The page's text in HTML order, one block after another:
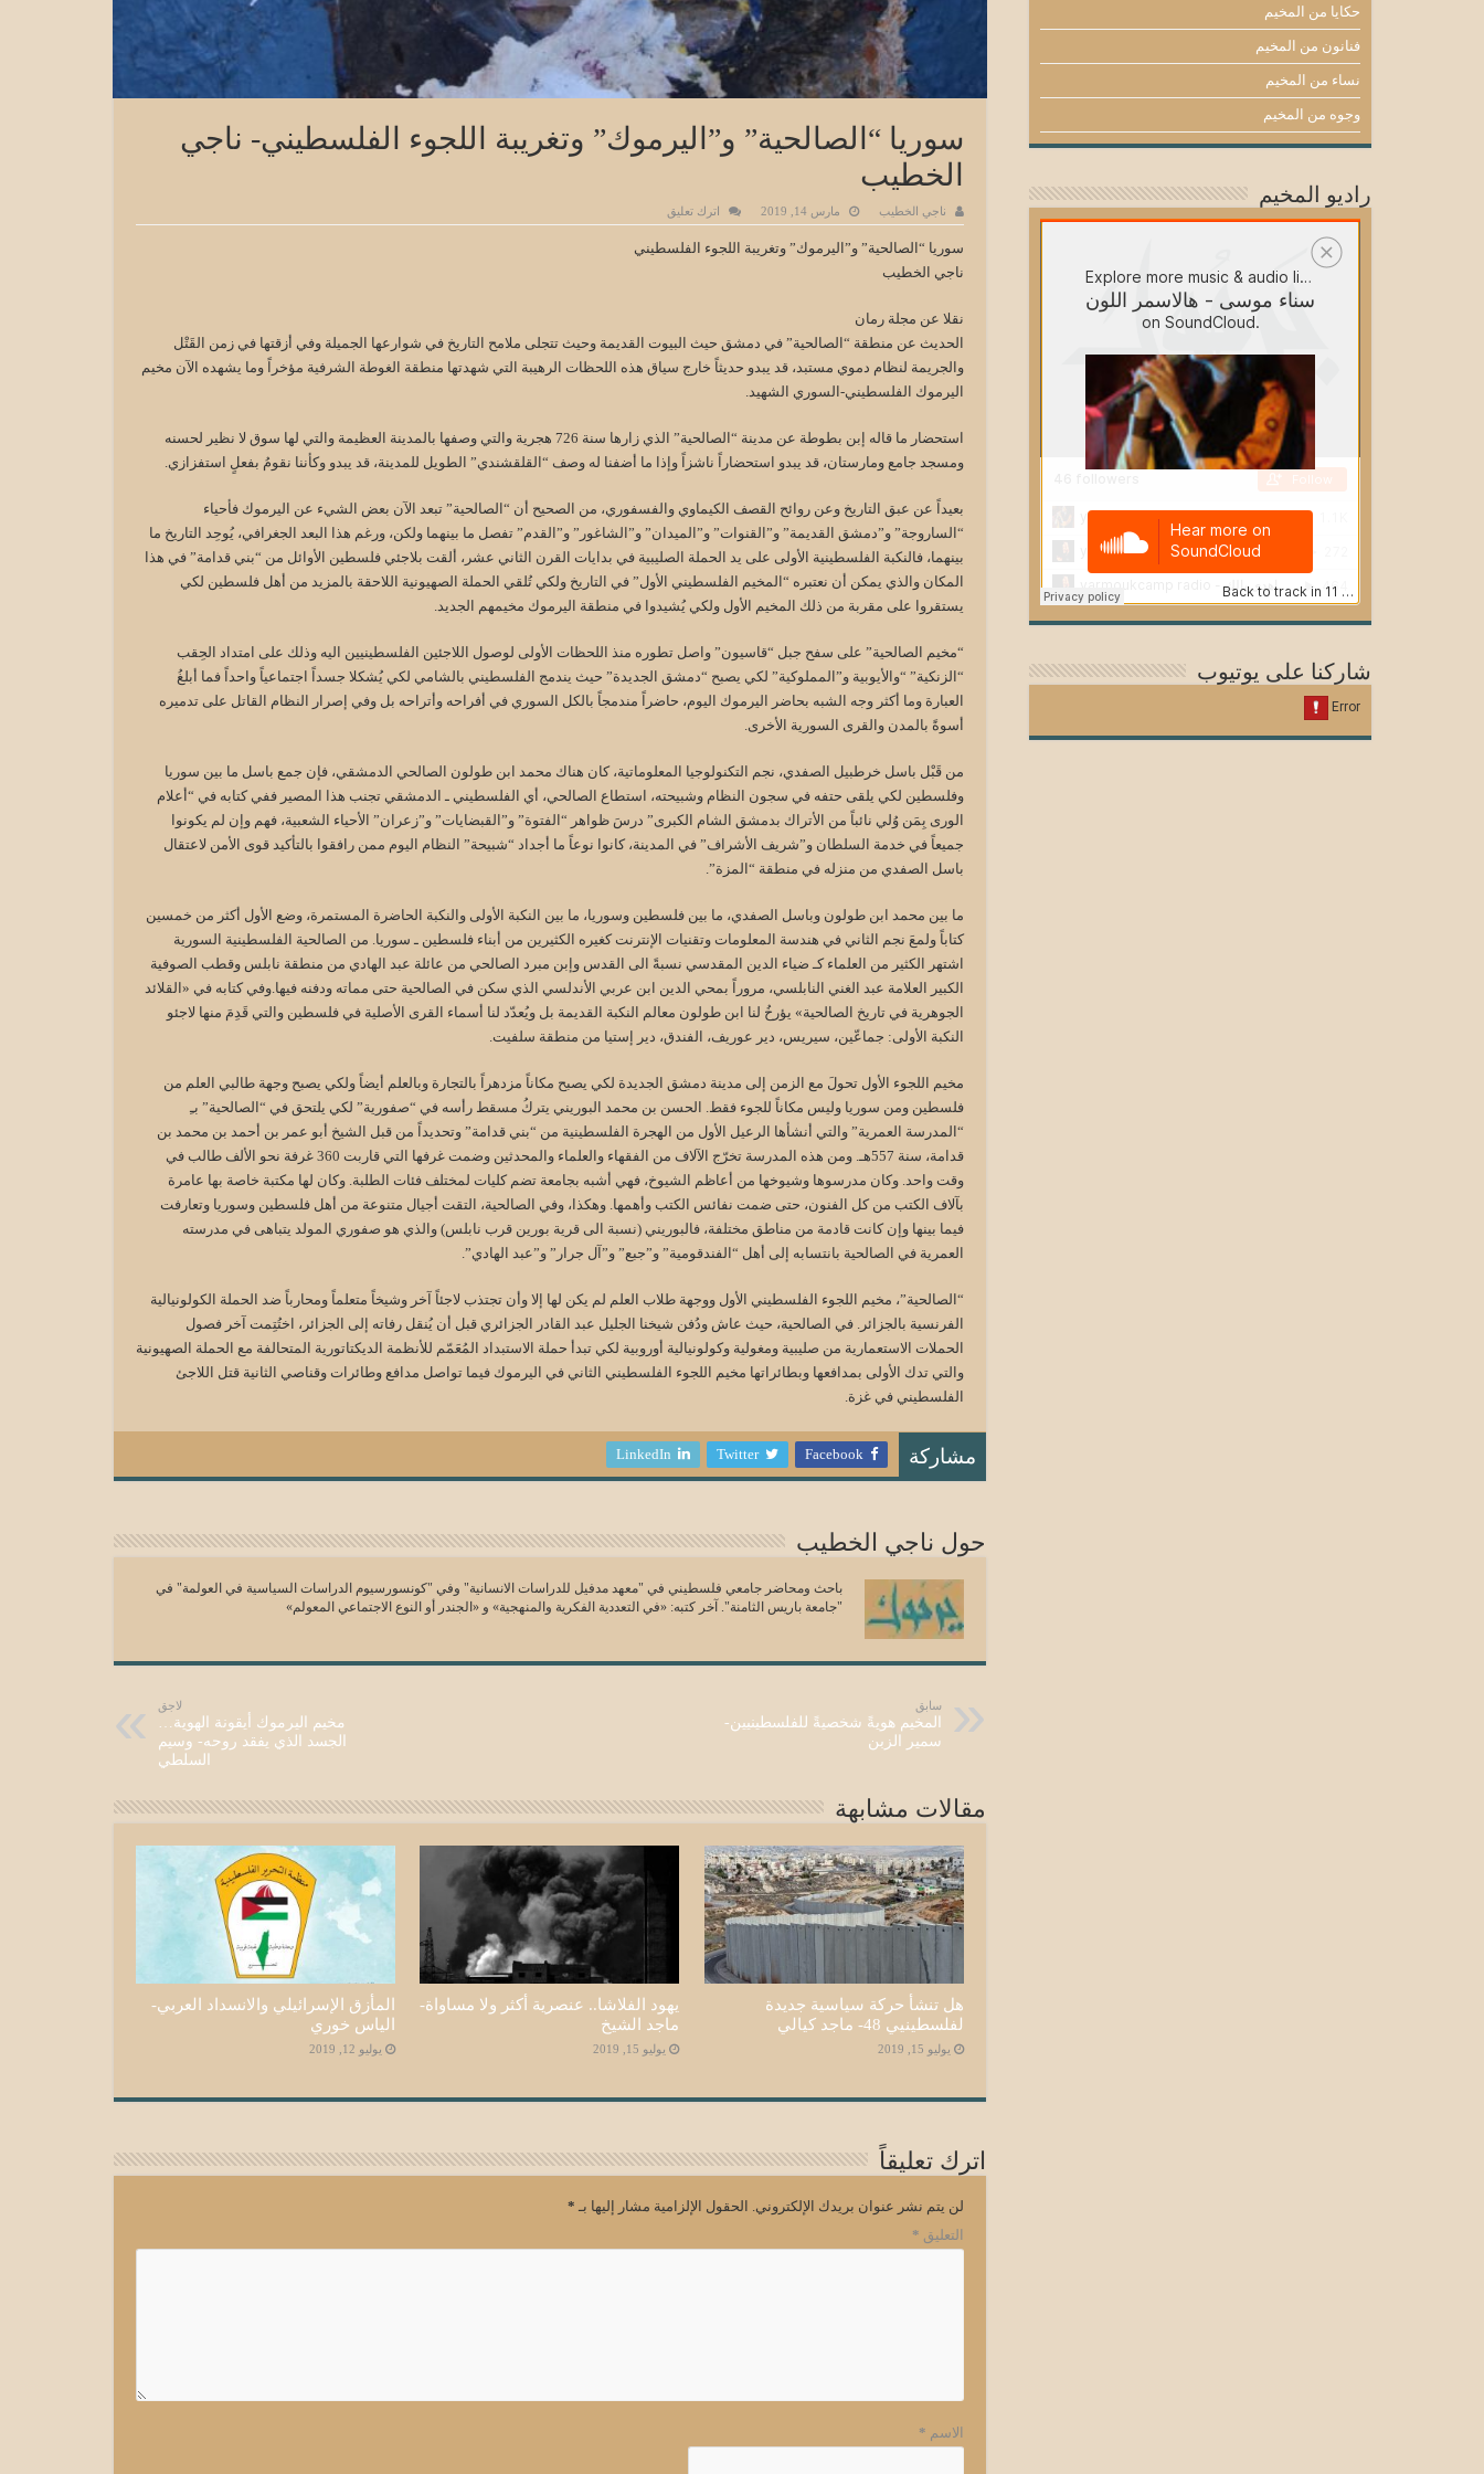
سوريا “الصالحية” و”اليرموك” وتغريبة اللجوء الفلسطيني- ناجي
الخطيب
ناجي الخطيب مارس 14, 2019 اترك تعليق
سوريا “الصالحية” و”اليرموك” وتغريبة اللجوء الفلسطيني
ناجي الخطيب
نقلا عن مجلة رمان
الحديث عن منطقة “الصالحية” في دمشق حيث البيوت القديمة وحيث تتجلى ملامح التاريخ في شوارعها الجميلة وفي أزقتها في زمن القَتْل
والجريمة لنظام دموي مستبد، قد يبدو حديثاً خارج سياق هذه اللحظات الرهيبة التي شهدتها منطقة الغوطة الشرفية مؤخراً وما يشهده الآن مخيم
اليرموك الفلسطيني-السوري الشهيد.
استحضار ما قاله إبن بطوطة عن مدينة “الصالحية” الذي زارها سنة 726 هجرية والتي وصفها بالمدينة العظيمة والتي لها سوق لا نظير لحسنه
ومسجد جامع ومارستان، قد يبدو استحضاراً ناشزاً وإذا ما أضفنا له وصف “القلقشندي” الطويل للمدينة، قد يبدو وكأننا نقومُ بفعلٍ استفزازي.
بعيداً عن عبق التاريخ وعن روائح القصف الكيماوي والفسفوري، من الصحيح أن “الصالحية” تبعد الآن بعض الشيء عن اليرموك فأحياء
“الساروجة” و”دمشق القديمة” و”القنوات” و”الميدان” و”الشاغور” و”القدم” تفصل ما بينهما ولكن، ورغم هذا البعد الجغرافي، يُوحِد التاريخ ما
بينهما، فالنكبة الفلسطينية الأولى على يد الحملة الصليبية في بدايات القرن الثاني عشر، ألقت بلاجئي فلسطين الأوائل من “بني قدامة” في هذا
المكان والذي يمكن أن نعتبره “المخيم الفلسطيني الأول” في التاريخ ولكي تُلقي الحملة الصهيونية اللاحقة بالمزيد من أهل فلسطين لكي
يستقروا على مقربة من ذلك المخيم الأول ولكي يُشيدوا في منطقة اليرموك مخيمهم الجديد.
“مخيم الصالحية” على سفح جبل “قاسيون” واصل تطوره منذ اللحظات الأولى لوصول اللاجئين الفلسطينيين اليه وذلك على امتداد الحِقب
“الزنكية” “والأيوبية و”المملوكية” لكي يصبح “دمشق الجديدة” حيث يندمج الفلسطيني بالشامي لكي يُشكلا جسداً اجتماعياً واحداً فما أبلغُ
العبارة وما أكثر وجه الشبه بحاضر اليرموك اليوم، حاضراً مندمجاً بالكل السوري في أفراحه وأتراحه بل وفي إصرار النظام القاتل على تدميره
أسوةً بالمدن والقرى السورية الأخرى.
من قَبْل باسل خرطبيل الصفدي، نجم التكنولوجيا المعلوماتية، كان هناك محمد ابن طولون الصالحي الدمشقي، فإن جمع باسل ما بين سوريا
وفلسطين لكي يلقى حتفه في سجون النظام وشبيحته، استطاع الصالحي، أي الفلسطيني ـ الدمشقي تجنب هذا المصير ففي كتابه في “أعلام
الورى بِمَن وُلي نائباً من الأتراك بدمشق الشام الكبرى” درسَ ظواهر “الفتوة” و”القبضايات” و”زعران” الأحياء الشعبية، فهم وإن لم يكونوا
جميعاً في خدمة السلطان و”شريف الأشراف” في المدينة، كانوا نوعاً ما أجداد “شبيحة” النظام اليوم ممن رافقوا بالتأكيد قوى الأمن لاعتقال
باسل الصفدي من منزله في منطقة “المزة”.
ما بين محمد ابن طولون وباسل الصفدي، ما بين فلسطين وسوريا، ما بين النكبة الأولى والنكبة الحاضرة المستمرة، وضع الأول أكثر من خمسين
كتاباً ولمعَ نجم الثاني في هندسة المعلومات وتقنيات الإنترنت كغيره الكثيرين من أبناء فلسطين ـ سوريا. من الصالحية الفلسطينية السورية
اشتهر الكثير من العلماء كـ ضياء الدين المقدسي نسبةً الى القدس وإبن مبرد الصالحي من عائلة عبد الهادي من منطقة نابلس وقطب الصوفية
الكبير العلامة عبد الغني النابلسي، مروراً بمحي الدين ابن عربي الأندلسي الذي سكن في الصالحية حتى مماته ودفنه فيها.وفي كتابه في «القلائد
الجوهرية في تاريخ الصالحية» يؤرخُ لنا ابن طولون معالم النكبة القديمة بل ويُعدّد لنا أسماء القرى الأصلية في فلسطين والتي قَدِمَ منها لاجئو
النكبة الأولى: جماعّين، سيريس، دير عوريف، الفندق، دير إستيا من منطقة سلفيت.
مخيم اللجوء الأول تحولَ مع الزمن إلى مدينة دمشق الجديدة لكي يصبح مكاناً مزدهراً بالتجارة وبالعلم أيضاً ولكي يصبح وجهة طالبي العلم من
فلسطين ومن سوريا وليس مكاناً للجوء فقط. الحسن بن محمد البوريني يتركُ مسقط رأسه في “صفورية” لكي يلتحق في “الصالحية” بـِ
“المدرسة العمرية” والتي أنشأها الرعيل الأول من الهجرة الفلسطينية من “بني قدامة” وتحديداً من قبل الشيخ أبو عمر بن أحمد بن محمد بن
قدامة، سنة 557هـ. ومن هذه المدرسة تخرّج الآلاف من الفقهاء والعلماء والمحدثين وضمت غرفها التي قاربت 360 غرفة نحو الألف طالب في
وقت واحد. وكان مدرسوها وشيوخها من أعاظم الشيوخ، فهي أشبه بجامعة تضم كليات لمختلف فئات الطلبة. وكان لها مكتبة خاصة بها عامرة
بآلاف الكتب من كل الفنون، حتى ضمت نفائس الكتب وأهمها. وهكذا، وفي الصالحية، التقت أجيال متنوعة من أهل فلسطين وسوريا وتعارفت
فيما بينها وإن كانت قادمة من مناطق مختلفة، فالبوريني (نسبة الى قرية بورين قرب نابلس) والذي هو صفوري المولد يتباهى في مدرسته
العمرية في الصالحية بانتسابه إلى أهل “الفندقومية” و”جبع” و”آل جرار” و”عبد الهادي”.
“الصالحية”، مخيم اللجوء الفلسطيني الأول ووجهة طلاب العلم لم يكن لها إلا وأن تجتذب لاجئاً آخر وشيخاً متعلماً ومحارباً ضد الحملة الكولونيالية
الفرنسية بالجزائر. في الصالحية، حيث عاش ودُفن شيخنا الجليل عبد القادر الجزائري قبل أن يُنقل رفاته إلى الجزائر، اختُتِمت آخر فصول
الحملات الاستعمارية من صليبية ومغولية وكولونيالية أوروبية لكي تبدأ حملة الاستبداد المُعَمّم للأنظمة الديكتاتورية المتحالفة مع الحملة الصهيونية
والتي تدك الأولى بمدافعها وبطائراتها مخيم اللجوء الفلسطيني الثاني في اليرموك فيما تواصل مدافع وطائرات وقناصي الثانية قتل اللاجئ
الفلسطيني في غزة.
مشاركة Facebook
Twitter
LinkedIn
حول ناجي الخطيب
باحث ومحاضر جامعي فلسطيني في "معهد مدفيل للدراسات الانسانية" وفي "كونسورسيوم الدراسات السياسية في العولمة" في
"جامعة باريس الثامنة". آخر كتبه: «في التعددية الفكرية والمنهجية» و «الجندر أو النوع الاجتماعي المعولم»
سابق
المخيم هويةً شخصيةً للفلسطينيين-
سمير الزبن
لاجق
مخيم اليرموك أيقونة الهوية…
الجسد الذي يفقد روحه- وسيم
السلطي
مقالات مشابهة
هل تنشأ حركة سياسية جديدة
لفلسطينيي 48- ماجد كيالي
يوليو 15, 2019
يهود الفلاشا.. عنصرية أكثر ولا مساواة-
ماجد الشيخ
يوليو 15, 2019
المأزق الإسرائيلي والانسداد العربي-
الياس خوري
يوليو 12, 2019
اترك تعليقاً
لن يتم نشر عنوان بريدك الإلكتروني. الحقول الإلزامية مشار إليها بـ *
التعليق *
الاسم *
حكايا من المخيم
فنانون من المخيم
نساء من المخيم
وجوه من المخيم
راديو المخيم
شاركنا على يوتيوب